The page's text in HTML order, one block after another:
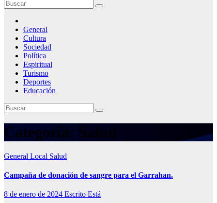
General
Cultura
Sociedad
Política
Espiritual
Turismo
Deportes
Educación
Categoría: Salud
General Local Salud
Campaña de donación de sangre para el Garrahan.
8 de enero de 2024 Escrito Está